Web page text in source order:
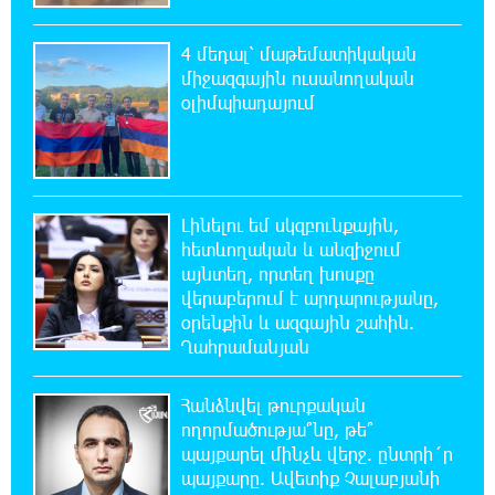
7:03:23 6-08-2026
Ընտրություններն ավարտվեցին,
իշխանություններին էլ ոչինչ չի
հետաքրքրու՞մ. «Փաստ»
Նոր պարտքեր են ներգրավում ճեղքերը
փակելու համար. «Փաստ»
6:01:15 6-08-2026
Անհավասարակշռության և նոր
կախվածության վտանգները. «Փաստ»
0:57:28 6-08-2026
Ես հավատում եմ, որ «Արարարտ-
Արմենիան» ունակ է անցնել որակավորման
վերջին փուլ. Բերեզովսկի
4 մեդալ՝ մաթեմատիկական
միջազգային ուսանողական
օլիմպիադայում
Լինելու եմ սկզբունքային,
հետևողական և անզիջում
այնտեղ, որտեղ խոսքը
վերաբերում է արդարությանը,
օրենքին և ազգային շահին.
Ղահրամանյան
Հանձնվել թուրքական
ողորմածությա՞նը, թե՞
պայքարել մինչև վերջ. ընտրի´ր
պայքարը. Ավետիք Չալաբյանի